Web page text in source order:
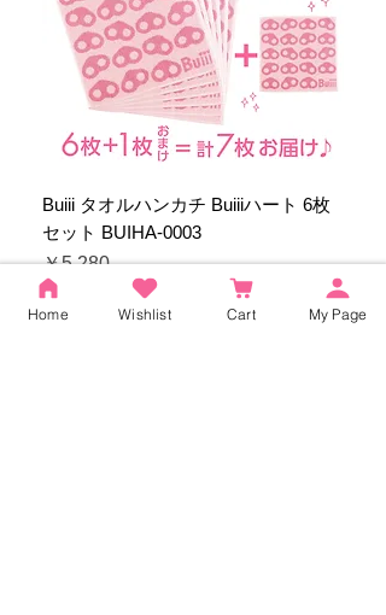
Buiii タオルハンカチ Buiiiハート 6枚
セット BUIHA-0003
価格
￥5,280
Home Wishlist Cart My Page